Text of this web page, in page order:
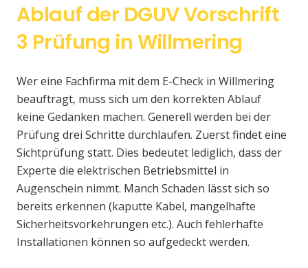
Ablauf der DGUV Vorschrift
3 Prüfung in Willmering
Wer eine Fachfirma mit dem E-Check in Willmering
beauftragt, muss sich um den korrekten Ablauf
keine Gedanken machen. Generell werden bei der
Prüfung drei Schritte durchlaufen. Zuerst findet eine
Sichtprüfung statt. Dies bedeutet lediglich, dass der
Experte die elektrischen Betriebsmittel in
Augenschein nimmt. Manch Schaden lässt sich so
bereits erkennen (kaputte Kabel, mangelhafte
Sicherheitsvorkehrungen etc.). Auch fehlerhafte
Installationen können so aufgedeckt werden.